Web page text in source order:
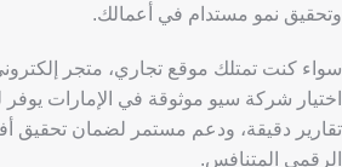
وتحقيق نمو مستدام في أعمالك.
سواء كنت تمتلك موقع تجاري، متجر
اختيار شركة سيو موثوقة في الإمارات
تقارير دقيقة، ودعم مستمر لضمان تحقيق
الرقمي المتنافس.